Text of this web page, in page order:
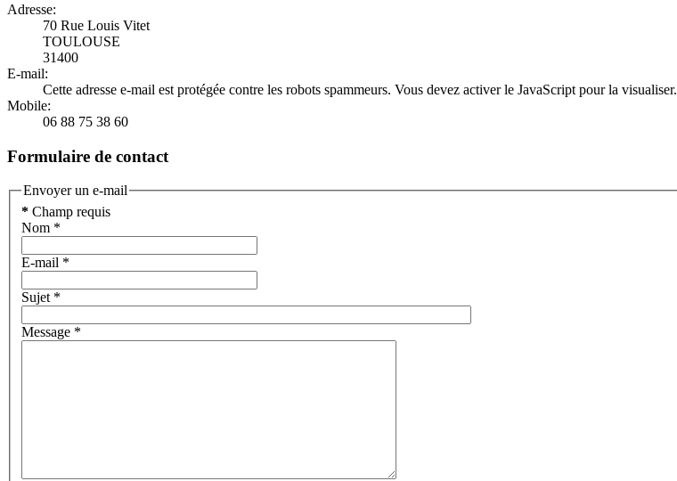
Adresse:
70 Rue Louis Vitet
TOULOUSE
31400
E-mail:
Cette adresse e-mail est protégée contre les robots spammeurs. Vous devez activer le JavaScript pour la visualiser.
Mobile:
06 88 75 38 60
Formulaire de contact
Envoyer un e-mail
* Champ requis
Nom *
E-mail *
Sujet *
Message *